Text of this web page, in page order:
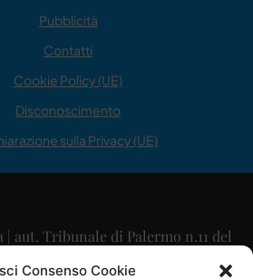
Consenso Cookie
Pubblicità
Contatti
Cookie Policy (UE)
Disconoscimento
sulla Privacy (UE)
aut. Tribunale di Palermo n.11 del
29/09/2015